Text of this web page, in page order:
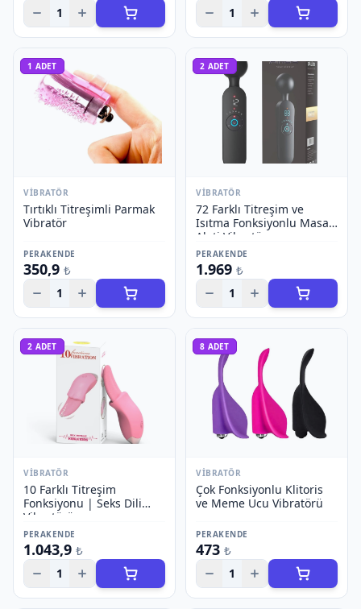
1 1
1 ADET
VIBRATÖR
Tırtıklı Titreşimli Parmak
Vibratör
PERAKENDE
350,9 ₺
1
2 ADET
VIBRATÖR
72 Farklı Titreşim ve
Isıtma Fonksiyonlu Masaj
Aleti Vibratör
PERAKENDE
1.969 ₺
1
2 ADET
VIBRATÖR
10 Farklı Titreşim
Fonksiyonu | Seks Dili
Vibratörü
PERAKENDE
1.043,9 ₺
1
8 ADET
VIBRATÖR
Çok Fonksiyonlu Klitoris
ve Meme Ucu Vibratörü
PERAKENDE
473 ₺
1